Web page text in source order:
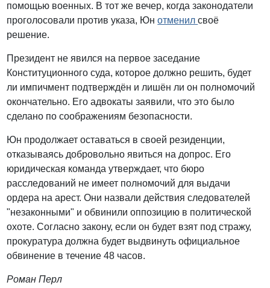
помощью военных. В тот же вечер, когда законодатели
проголосовали против указа, Юнотменилсвоё
решение.
Президент не явился на первое заседание
Конституционного суда, которое должно решить, будет
ли импичмент подтверждён и лишён ли он полномочий
окончательно. Его адвокаты заявили, что это было
сделано по соображениям безопасности.
Юн продолжает оставаться в своей резиденции,
отказываясь добровольно явиться на допрос. Его
юридическая команда утверждает, что бюро
расследований не имеет полномочий для выдачи
ордера на арест. Они назвали действия следователей
"незаконными" и обвинили оппозицию в политической
охоте. Согласно закону, если он будет взят под стражу,
прокуратура должна будет выдвинуть официальное
обвинение в течение 48 часов.
Роман Перл